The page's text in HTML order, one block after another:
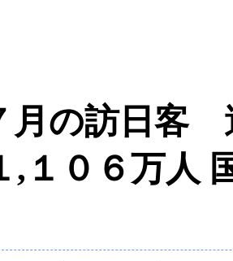
月の訪日客
,１０６万人